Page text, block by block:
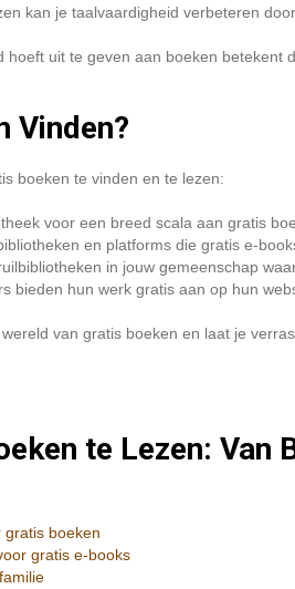
kan je taalvaardigheid verbeteren
hoeft uit te geven aan boeken betekent
Vinden?
boeken te vinden en te lezen:
voor een breed scala aan gratis
en platforms die gratis e-
in jouw gemeenschap
bieden hun werk gratis aan op hun
van gratis boeken en laat je
te Lezen: Van
boeken
gratis e-books